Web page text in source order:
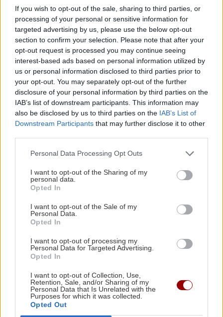
If you wish to opt-out of the sale, sharing to third parties, or
processing of your personal or sensitive information for
targeted advertising by us, please use the below opt-out
section to confirm your selection. Please note that after your
opt-out request is processed you may continue seeing
interest-based ads based on personal information utilized by
us or personal information disclosed to third parties prior to
your opt-out. You may separately opt-out of the further
disclosure of your personal information by third parties on the
IAB’s list of downstream participants. This information may
also be disclosed by us to third parties on the IAB’s List of
Downstream Participants that may further disclose it to other
Personal Data Processing Opt Outs
I want to opt-out of the Sharing of my
personal data.
Opted In
I want to opt-out of the Sale of my
Personal Data.
Opted In
I want to opt-out of processing my
Personal Data for Targeted Advertising.
Opted In
I want to opt-out of Collection, Use,
Retention, Sale, and/or Sharing of my
Personal Data that Is Unrelated with the
Purposes for which it was collected.
Opted Out
22:47
ΚΟΣΜΟΣ
ΗΠΑ: 29χρονη βρέθηκε απαγχονισμένη σε
δέντρο – Ξύπνησαν μνήμες από λιντσαρίσματα
22:39
ΕΛΛΑΔΑ
Συνελήφθη στο «Ελ. Βενιζέλος» 53χρονος
καταζητούμενος από τις γαλλικές αρχές
Βοσνία: Εντυπωσιακές βουτιές από ύψος 20
Δικαίωμα στη λήθη: Νομοθετική κατοχύρωση
για τα άτομα με ιστορικό καρκίνου και στην
Δάντης: "Δεν θα ξαναγράψω ποτέ τραγούδι για
τη Eurovision"
Όλες οι ειδήσεις
ΠΕΡΙΣΣΟΤΕΡΑ
«Σκεφτόμουν την αυτοκτονία»
εξομολογήθηκε ο Μπραντ Πιτ για την
περίοδο του χωρισμού από την Τζολί